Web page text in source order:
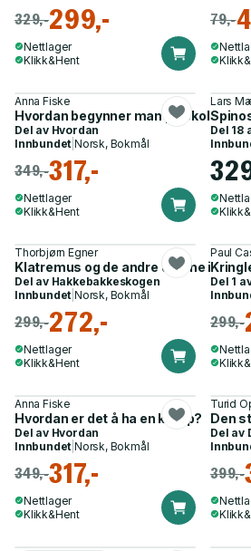
329,-299,-
Nettlager
Klikk&Hent
79,-
Anna Fiske
Hvordan begynner man på skolen?
Del av Hvordan
Innbundet |Norsk, Bokmål
349,-317,-
Nettlager
Klikk&Hent
Lars
Del 18
Thorbjørn Egner
Klatremus og de andre dyrene i
Del av Hakkebakkeskogen
Innbundet |Norsk, Bokmål
299,-272,-
Nettlager
Klikk&Hent
Paul
Del 1
299,-
Anna Fiske
Hvordan er det å ha en kropp?
Del av Hvordan
Innbundet |Norsk, Bokmål
349,-317,-
Nettlager
Klikk&Hent
Turid
Den
Del av
399,-